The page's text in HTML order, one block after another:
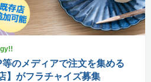
等のメディアで注文を集める
】がフラチャイズ募集